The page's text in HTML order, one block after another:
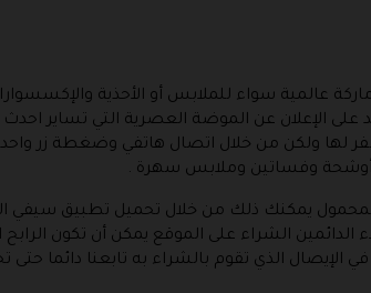
انشاء موقع سيفي في عام 2014 وبدا يعلن عن أكثر من 100 ماركة عالمية سواء
على الإعلان عن الموضة العصرية التي تساير
لها ولكن من خلال اتصال هاتفي وضغطة زر
وفساتين وملابس سهرة .
يمكنك ذلك من خلال تحميل تطبيق سيفي
الدائمين الشراء على الموقع يمكن أن تكون
الإيصال الذي تقوم بالشراء به تابعنا دائما